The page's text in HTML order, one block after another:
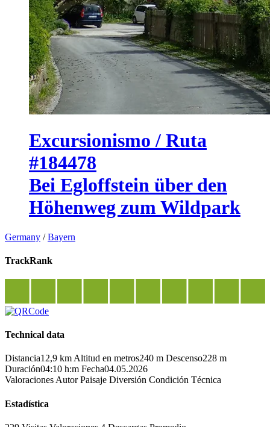
Excursionismo / Ruta
#184478
Bei Egloffstein über den
Höhenweg zum Wildpark
Germany /Bayern
TrackRank
Technical data
Distancia12,9 km Altitud en metros240 m Descenso228 m
Duración04:10 h:m Fecha04.05.2026
Valoraciones Autor Paisaje Diversión Condición Técnica
Estadística